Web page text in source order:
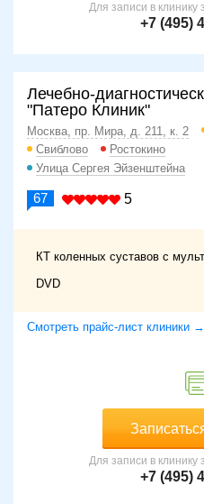
Для записи в клинику
+7 (495)
Лечебно-
"Патеро Клиник"
Москва, пр. Мира, д. 211, к. 2
Свиблово
Ростокино
Улица Сергея Эйзенштейна
67 5
КТ коленных суставов с
DVD
Смотреть прайс-лист клиники →
Для записи в клинику
+7 (495)